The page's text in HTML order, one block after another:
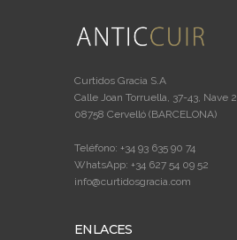
Curtidos Gracia S.A
Calle Joan Torruella, 37-43, Nave 2
08758 Cervelló (BARCELONA)
Teléfono: +34 93 635 90 74
WhatsApp: +34 627 54 09 52
info@curtidosgracia.com
ENLACES